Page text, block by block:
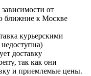
от
ближние к Москве
курьерскими
доставку
так как они
и приемлемые цены.